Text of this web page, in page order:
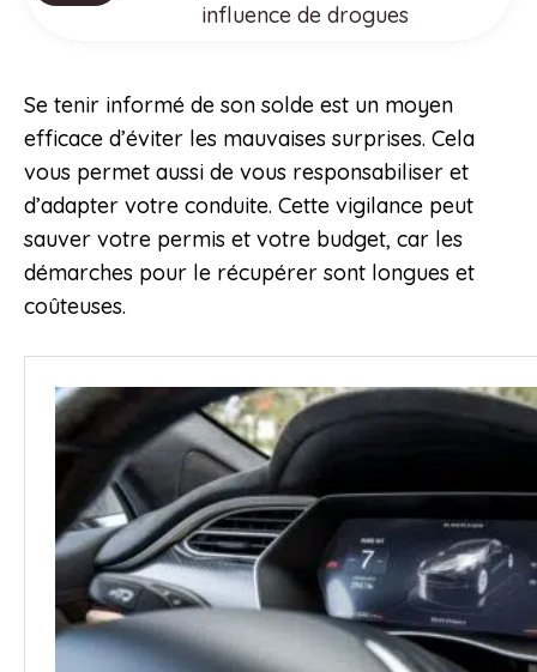
influence de drogues
Se tenir informé de son solde est un moyen
efficace d’éviter les mauvaises surprises. Cela
vous permet aussi de vous responsabiliser et
d’adapter votre conduite. Cette vigilance peut
sauver votre permis et votre budget, car les
démarches pour le récupérer sont longues et
coûteuses.